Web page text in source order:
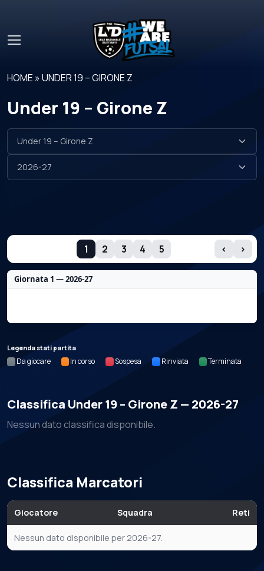
HOME »UNDER 19 – GIRONE Z
Under 19 – Girone Z
1 2 3 4 5 ‹ ›
Giornata 1 — 2026-27
Legenda stati partita
Da giocare In corso Sospesa Rinviata Terminata
Classifica Under 19 – Girone Z — 2026-27
Nessun dato classifica disponibile.
Classifica Marcatori
Giocatore Squadra Reti
Nessun dato disponibile per 2026-27.